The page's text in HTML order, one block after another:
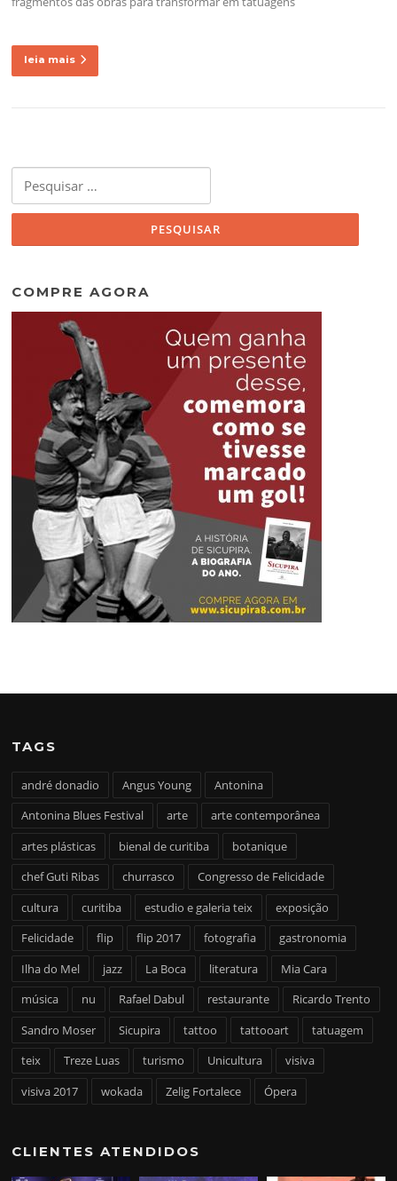
leia mais
por:
COMPRE AGORA
TAGS
andré donadio Angus Young
Antonina
Antonina Blues Festival
arte
arte contemporânea
artes plásticas
bienal de curitiba
botanique
chef Guti Ribas
churrasco
Congresso de Felicidade
cultura
curitiba estudio e galeria teix
exposição
Felicidade
flip flip 2017 fotografia
gastronomia
Ilha do Mel
jazz La Boca literatura
Mia Cara
música
nu Rafael Dabul restaurante
Ricardo Trento
Sandro Moser
Sicupira tattoo tattooart
tatuagem
teix
Treze Luas turismo Unicultura
visiva
visiva 2017
wokada Zelig Fortalece Ópera
CLIENTES ATENDIDOS